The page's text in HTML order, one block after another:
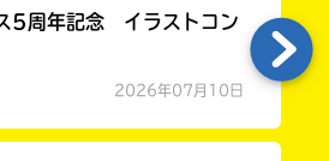
5周年記念 イラストコン
2026年07月10日